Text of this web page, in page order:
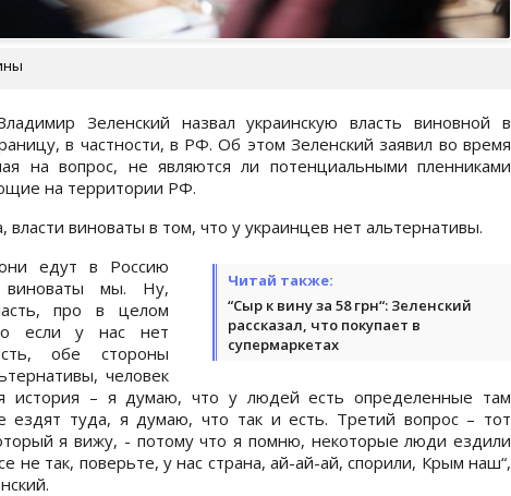
Зеленский назвал украинскую власть виновной в
в частности, в РФ. Об этом Зеленский заявил во время
на вопрос, не являются ли потенциальными пленниками
на территории РФ.
виноваты в том, что у украинцев нет альтернативы.
Читай также:
“Сыр к вину за 58 грн“: Зеленский
рассказал, что покупает в
супермаркетах
едут в Россию
виноваты мы. Ну,
про в целом
если у нас нет
обе стороны
человек
история – я думаю, что у людей есть определенные там
ездят туда, я думаю, что так и есть. Третий вопрос – тот
я вижу, - потому что я помню, некоторые люди ездили
не так, поверьте, у нас страна, ай-ай-ай, спорили, Крым наш“,